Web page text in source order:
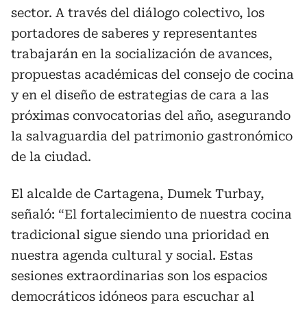
sector. A través del diálogo colectivo, los
portadores de saberes y representantes
trabajarán en la socialización de avances,
propuestas académicas del consejo de cocina
y en el diseño de estrategias de cara a las
próximas convocatorias del año, asegurando
la salvaguardia del patrimonio gastronómico
de la ciudad.
El alcalde de Cartagena, Dumek Turbay,
señaló: “El fortalecimiento de nuestra cocina
tradicional sigue siendo una prioridad en
nuestra agenda cultural y social. Estas
sesiones extraordinarias son los espacios
democráticos idóneos para escuchar al